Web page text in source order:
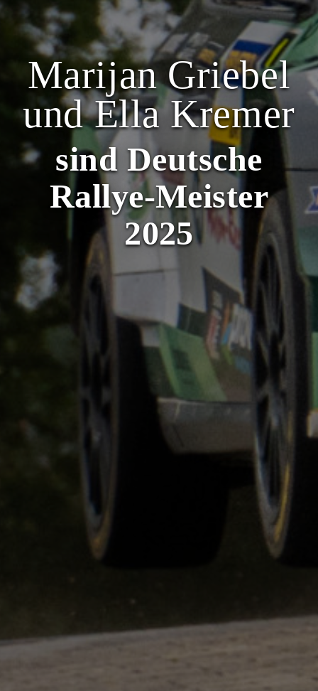
Marijan Griebel
und Ella Kremer
sind Deutsche
Rallye-Meister
2025